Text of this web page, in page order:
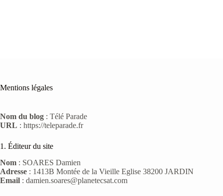
Mentions légales
Nom du blog : Télé Parade
URL : https://teleparade.fr
1. Éditeur du site
Nom : SOARES Damien
Adresse : 1413B Montée de la Vieille Eglise 38200 JARDIN
Email : damien.soares@planetecsat.com